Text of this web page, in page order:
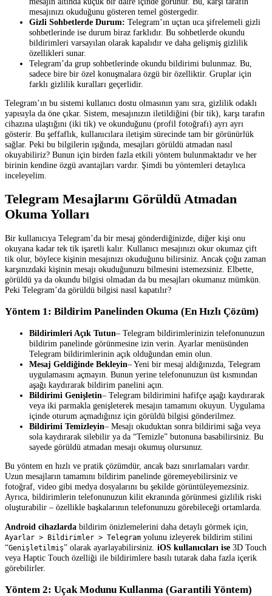
mesajınızı okuduğunu gösteren temel göstergedir.
Gizli Sohbetlerde Durum: Telegram’ın uçtan uca şifrelemeli gizli
sohbetlerinde ise durum biraz farklıdır. Bu sohbetlerde okundu
bildirimleri varsayılan olarak kapalıdır ve daha gelişmiş gizlilik
özellikleri sunar.
Telegram’da grup sohbetlerinde okundu bildirimi bulunmaz. Bu,
sadece bire bir özel konuşmalara özgü bir özelliktir. Gruplar için
farklı gizlilik kuralları geçerlidir.
Telegram’ın bu sistemi kullanıcı dostu olmasının yanı sıra, gizlilik odaklı
yapısıyla da öne çıkar. Sistem, mesajınızın iletildiğini (bir tik), karşı tarafın
cihazına ulaştığını (iki tik) ve okunduğunu (profil fotoğrafı) ayrı ayrı
gösterir. Bu şeffaflık, kullanıcılara iletişim sürecinde tam bir görünürlük
sağlar. Peki bu bilgilerin ışığında, mesajları görüldü atmadan nasıl
okuyabiliriz? Bunun için birden fazla etkili yöntem bulunmaktadır ve her
birinin kendine özgü avantajları vardır. Şimdi bu yöntemleri detaylıca
inceleyelim.
Telegram Mesajlarını Görüldü Atmadan
Okuma Yolları
Bir kullanıcıya Telegram’da bir mesaj gönderdiğinizde, diğer kişi onu
okuyana kadar tek tik işaretli kalır. Kullanıcı mesajınızı okur okumaz çift
tik olur, böylece kişinin mesajınızı okuduğunu bilirsiniz. Ancak çoğu zaman
karşınızdaki kişinin mesajı okuduğunuzu bilmesini istemezsiniz. Elbette,
görüldü ya da okundu bilgisi olmadan da bu mesajları okumanız mümkün.
Peki Telegram’da görüldü bilgisi nasıl kapatılır?
Yöntem 1: Bildirim Panelinden Okuma (En Hızlı Çözüm)
Bildirimleri Açık Tutun– Telegram bildirimlerinizin telefonunuzun
bildirim panelinde görünmesine izin verin. Ayarlar menüsünden
Telegram bildirimlerinin açık olduğundan emin olun.
Mesaj Geldiğinde Bekleyin– Yeni bir mesaj aldığınızda, Telegram
uygulamasını açmayın. Bunun yerine telefonunuzun üst kısmından
aşağı kaydırarak bildirim panelini açın.
Bildirimi Genişletin– Telegram bildirimini hafifçe aşağı kaydırarak
veya iki parmakla genişleterek mesajın tamamını okuyun. Uygulama
içinde oturum açmadığınız için görüldü bilgisi gönderilmez.
Bildirimi Temizleyin– Mesajı okuduktan sonra bildirimi sağa veya
sola kaydırarak silebilir ya da “Temizle” butonuna basabilirsiniz. Bu
sayede görüldü atmadan mesajı okumuş olursunuz.
Bu yöntem en hızlı ve pratik çözümdür, ancak bazı sınırlamaları vardır.
Uzun mesajların tamamını bildirim panelinde göremeyebilirsiniz ve
fotoğraf, video gibi medya dosyalarını bu şekilde görüntüleyemezsiniz.
Ayrıca, bildirimlerin telefonunuzun kilit ekranında görünmesi gizlilik riski
oluşturabilir – özellikle başkalarının telefonunuzu görebileceği ortamlarda.
Android cihazlarda bildirim önizlemelerini daha detaylı görmek için,
Ayarlar > Bildirimler > Telegram yolunu izleyerek bildirim stilini
“Genişletilmiş” olarak ayarlayabilirsiniz. iOS kullanıcıları ise 3D Touch
veya Haptic Touch özelliği ile bildirimlere basılı tutarak daha fazla içerik
görebilirler.
Yöntem 2: Uçak Modunu Kullanma (Garantili Yöntem)